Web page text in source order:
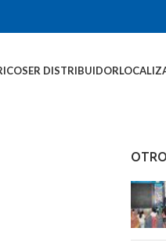
SER DISTRIBUIDOR